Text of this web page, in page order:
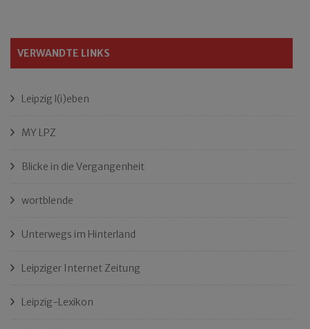
VERWANDTE LINKS
Leipzig l(i)eben
MY LPZ
Blicke in die Vergangenheit
wortblende
Unterwegs im Hinterland
Leipziger Internet Zeitung
Leipzig-Lexikon